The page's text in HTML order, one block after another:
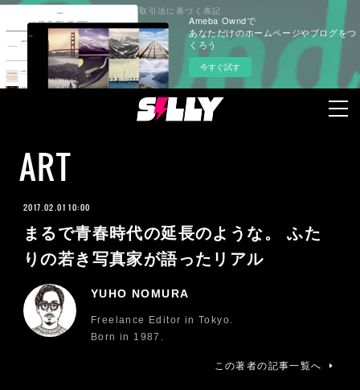
Ameba Owndで
あなただけのホームページやブログをつ
くろう
今すぐ試す
ART
2017.02.01 10:00
まるで青春時代の延長のような。 ふた
りの若き写真家が語ったリアル
YUHO NOMURA
Freelance Editor in Tokyo.
Born in 1987.
この著者の記事一覧へ
プライバシーポリシー 特定商取引法に基づく表記